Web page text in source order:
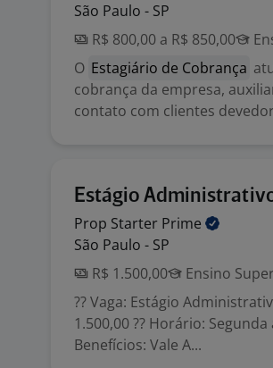
São Paulo - SP
R$ 800,00 a R$ 850,00
O Estagiário de Cobrança
cobrança da empresa,
contato com clientes
Estágio
Prop Starter Prime
São Paulo - SP
R$ 1.500,00
Ensino
?? Vaga: Estágio
1.500,00 ?? Horário:
Benefícios: Vale A...